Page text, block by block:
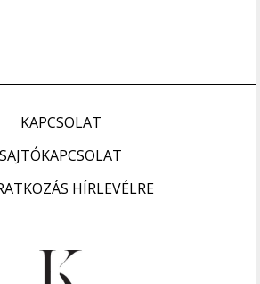
KAPCSOLAT
SAJTÓKAPCSOLAT
HÍRLEVÉLRE